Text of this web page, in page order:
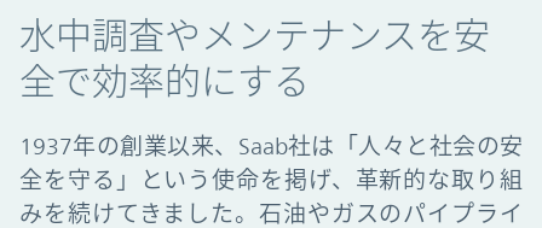
Enabling safe and effective underwater
水中調査やメンテナンスを安
全で効率的にする
1937年の創業以来、Saab社は「人々と社会の安
全を守る」という使命を掲げ、革新的な取り組
みを続けてきました。石油やガスのパイプライ